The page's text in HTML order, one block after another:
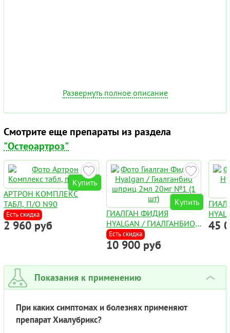
Развернуть полное описание
Смотрите еще препараты из раздела
"Остеоартроз"
Купить
АРТРОН КОМПЛЕКС
ТАБЛ, П/О N90
Есть скидка
2 960 руб
Купить
ГИАЛГАН ФИДИЯ
HYALGAN / ГИАЛГАНБИО
ШПРИЦ 2МЛ 20МГ №1 (1
ШТ)
Есть скидка
10 900 руб
45
Показания к применению ›
При каких симптомах и болезнях применяют
препарат Хиалубрикс?